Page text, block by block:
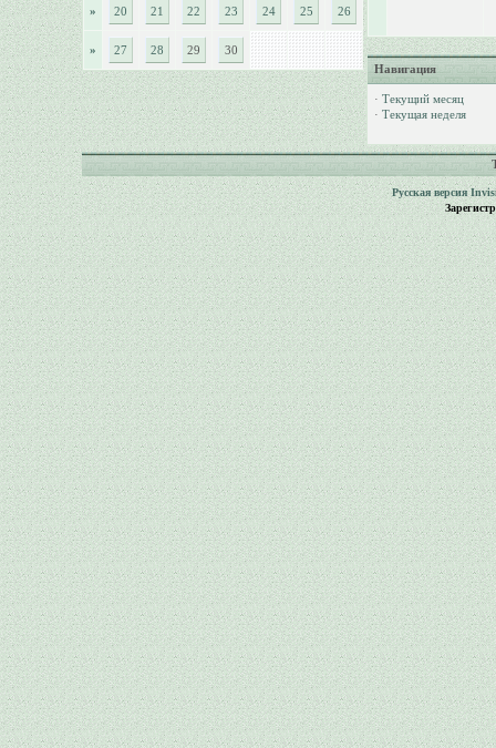
» 20 21 22 23 24 25 26
» 27 28 29
30
Навигация
· Текущий месяц
· Текущая неделя
Русская версия